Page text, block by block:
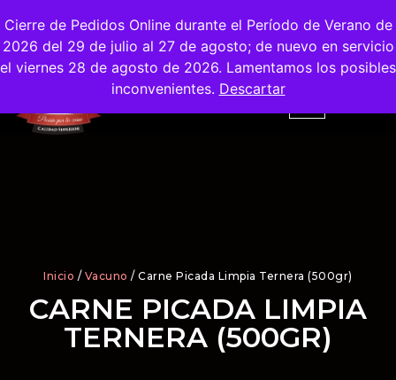
Cierre de Pedidos Online durante el Período de Verano de
2026 del 29 de julio al 27 de agosto; de nuevo en servicio
el viernes 28 de agosto de 2026. Lamentamos los posibles
inconvenientes. Descartar
EnvíosGratisen la Ciudad de Madrid
Inicio / Vacuno / Carne Picada Limpia Ternera (500gr)
CARNE PICADA LIMPIA
TERNERA (500GR)